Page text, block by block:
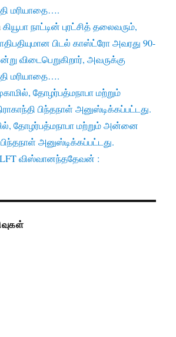
மரியாதை….
கியூபா நாட்டின் புரட்சித் தலைவரும்,
பிடல் காஸ்ட்ரோ அவரது 90-
விடைபெறுகிறார், அவருக்கு
மரியாதை….
தோழர்பத்மநாபா மற்றும்
பிந்தநாள் அனுஸ்டிக்கப்பட்டது.
தோழர்பத்மநாபா மற்றும் அன்னை
அனுஸ்டிக்கப்பட்டது.
விஸ்வானந்ததேவன் :